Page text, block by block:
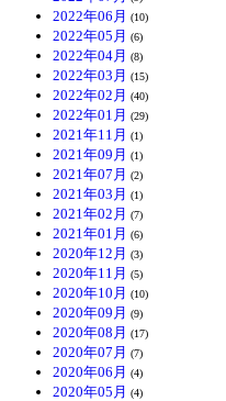
2022年06月 (10)
2022年05月 (6)
2022年04月 (8)
2022年03月 (15)
2022年02月 (40)
2022年01月 (29)
2021年11月 (1)
2021年09月 (1)
2021年07月 (2)
2021年03月 (1)
2021年02月 (7)
2021年01月 (6)
2020年12月 (3)
2020年11月 (5)
2020年10月 (10)
2020年09月 (9)
2020年08月 (17)
2020年07月 (7)
2020年06月 (4)
2020年05月 (4)